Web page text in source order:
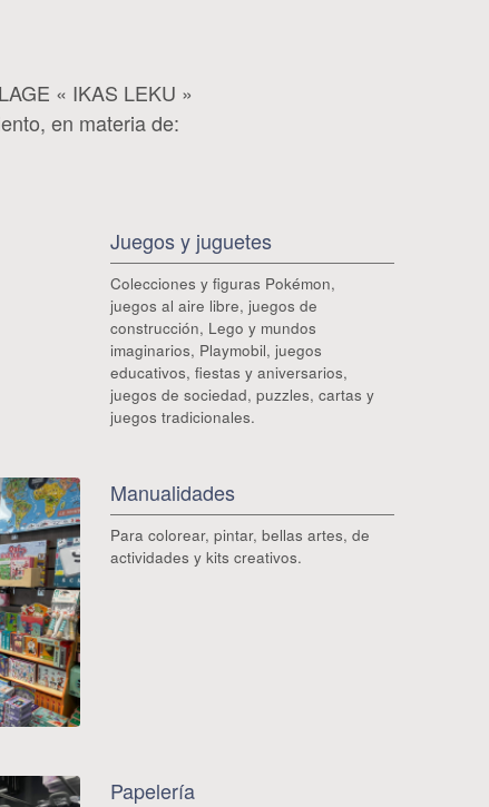
« IKAS LEKU »
en materia de:
Juegos y juguetes
Colecciones y figuras Pokémon,
juegos al aire libre, juegos de
construcción, Lego y mundos
imaginarios, Playmobil, juegos
educativos, fiestas y aniversarios,
juegos de sociedad, puzzles, cartas y
juegos tradicionales.
Manualidades
Para colorear, pintar, bellas artes, de
actividades y kits creativos.
Papelería